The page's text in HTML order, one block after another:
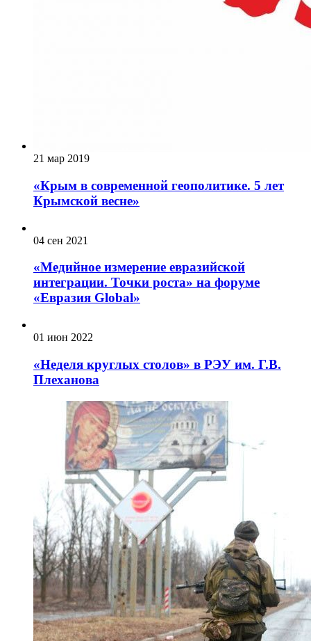
21 мар 2019
«Крым в современной геополитике. 5 лет
Крымской весне»
04 сен 2021
«Медийное измерение евразийской
интеграции. Точки роста» на форуме
«Евразия Global»
01 июн 2022
«Неделя круглых столов» в РЭУ им. Г.В.
Плеханова